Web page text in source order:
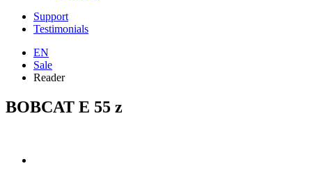
Support
Testimonials
EN
Sale
Reader
BOBCAT E 55 z